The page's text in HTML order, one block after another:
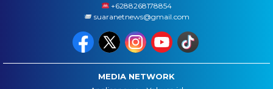
+6288268178854
suaranetnews@gmail.com
MEDIA NETWORK